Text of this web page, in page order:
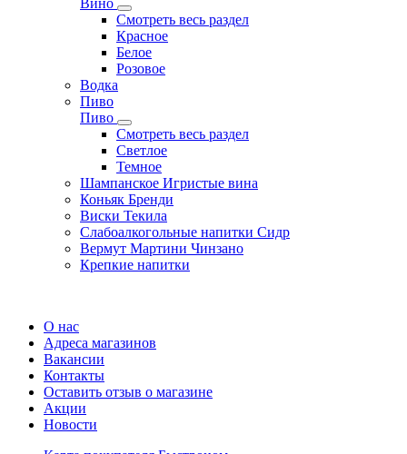
Вино
Смотреть весь раздел
Красное
Белое
Розовое
Водка
Пиво
Пиво
Смотреть весь раздел
Cветлое
Темное
Шампанское Игристые вина
Коньяк Бренди
Виски Текила
Слабоалкогольные напитки Сидр
Вермут Мартини Чинзано
Крепкие напитки
О нас
Адреса магазинов
Вакансии
Контакты
Оставить отзыв о магазине
Акции
Новости